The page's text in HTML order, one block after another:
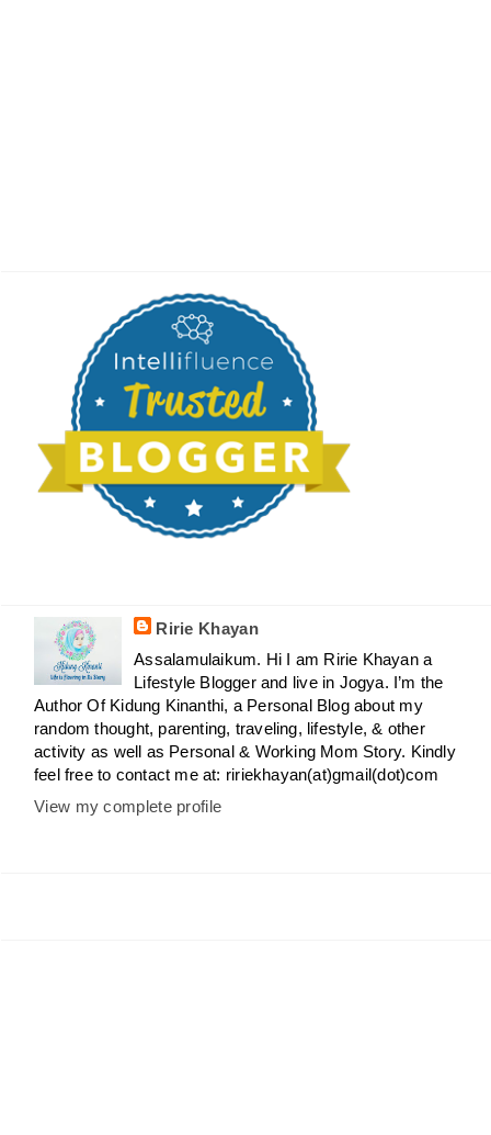
Ririe Khayan
Assalamulaikum. Hi I am Ririe Khayan a
Lifestyle Blogger and live in Jogya. I’m the
Author Of Kidung Kinanthi, a Personal Blog about my
random thought, parenting, traveling, lifestyle, & other
activity as well as Personal & Working Mom Story. Kindly
feel free to contact me at: ririekhayan(at)gmail(dot)com
View my complete profile